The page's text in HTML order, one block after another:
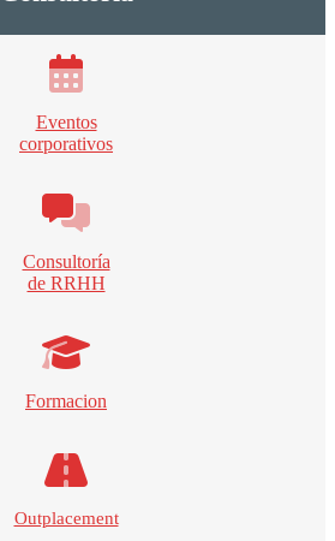
Eventos
corporativos
Consultoría
de RRHH
Formacion
Outplacement